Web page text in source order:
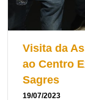
Visita da
ao Centro
Sagres
19/07/2023